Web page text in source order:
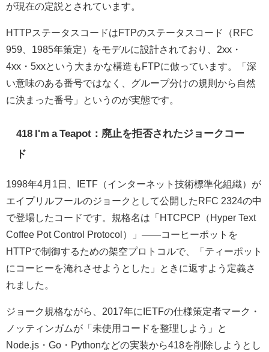
が現在の定説とされています。
HTTPステータスコードはFTPのステータスコード（RFC
959、1985年策定）をモデルに設計されており、2xx・
4xx・5xxという大まかな構造もFTPに倣っています。「深
い意味のある番号ではなく、グループ分けの規則から自然
に決まった番号」というのが実態です。
418 I'm a Teapot：廃止を拒否されたジョークコー
ド
1998年4月1日、IETF（インターネット技術標準化組織）が
エイプリルフールのジョークとして公開したRFC 2324の中
で登場したコードです。規格名は「HTCPCP（Hyper Text
Coffee Pot Control Protocol）」——コーヒーポットを
HTTPで制御するための架空プロトコルで、「ティーポット
にコーヒーを淹れさせようとした」ときに返すよう定義さ
れました。
ジョーク規格ながら、2017年にIETFの仕様策定者マーク・
ノッティンガムが「未使用コードを整理しよう」と
Node.js・Go・Pythonなどの実装から418を削除しようとし